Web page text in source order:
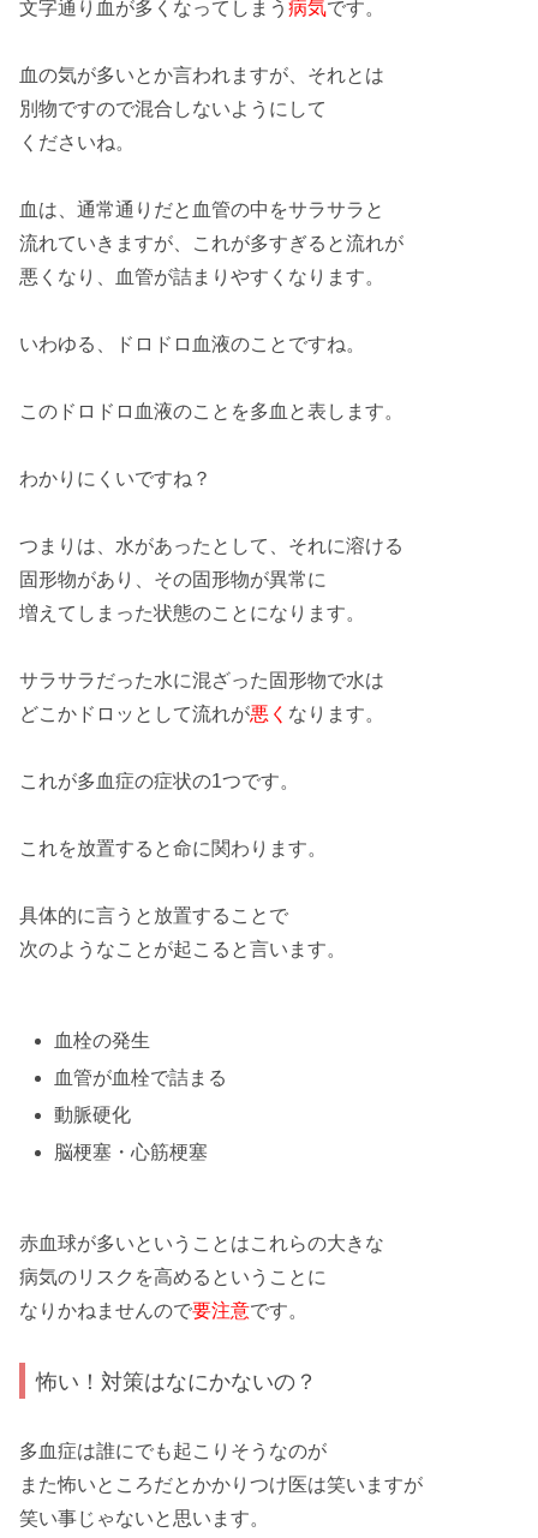
文字通り 血 が多く なってしまう 病気です。
血の気が多いとか言われますが、それとは
別物ですので混合しないようにして
くださいね。
血は、 通常通りだと 血管の中をサラサラと
流れていきますが、これが多すぎると流れが
悪く なり、血管が詰まりやすく なります。
いわゆる、 ドロドロ血液のことですね。
この ドロドロ血液のことを多血 と表します。
わかりにくいですね？
つまりは、 水があったとして、それに溶ける
固形物があり、その固形物が異常に
増えてしまった状態のことになります。
サラサラだった水に混ざった固形物で水は
どこか ドロッ として流れが悪く なります。
これが多血症の症状の1つです。
これを放置すると命に関わり ます。
具体的に言うと 放置することで
次のようなことが起こると言います。
血栓の発生
血管が血栓で詰まる
動脈硬化
脳梗塞・心筋梗塞
赤血球が多いということはこれらの大きな
病気のリスク を高めるということに
なりかねませんので要注意です。
怖い！対策はなにかないの？
多血症は誰にでも起こりそう なのが
また怖いところだとかかりつけ医は笑いますが
笑い事じゃないと思います。